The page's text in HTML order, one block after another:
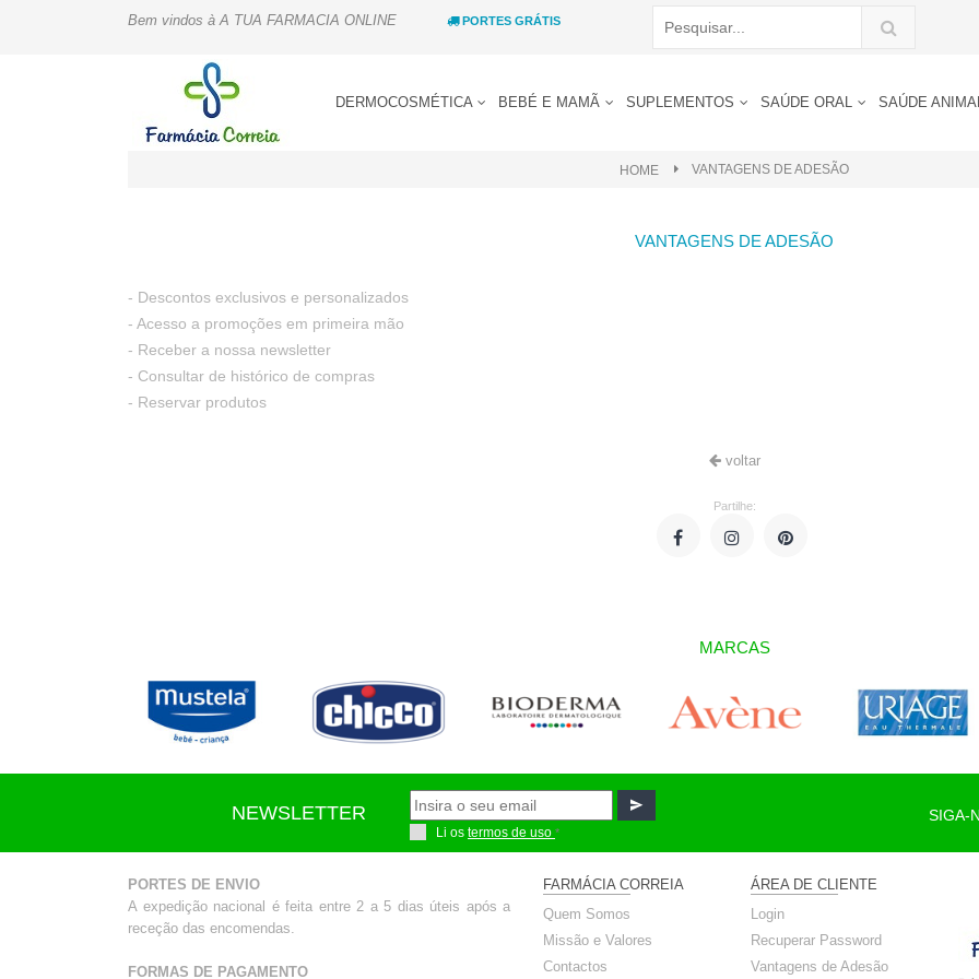
Bem vindos à A TUA FARMACIA ONLINE PORTES GRÁTIS
DERMOCOSMÉTICA BEBÉ E MAMÃ SUPLEMENTOS SAÚDE ORAL SAÚDE
HOME VANTAGENS DE ADESÃO
VANTAGENS DE ADESÃO
- Descontos exclusivos e personalizados
- Acesso a promoções em primeira mão
- Receber a nossa newsletter
- Consultar de histórico de compras
- Reservar produtos
voltar
Partilhe:
MARCAS
NEWSLETTER
Li os termos de uso *
SIGA-
PORTES DE ENVIO
A expedição nacional é feita entre 2 a 5 dias úteis após a
receção das encomendas.
FORMAS DE PAGAMENTO
FARMÁCIA CORREIA
Quem Somos
Missão e Valores
Contactos
ÁREA DE CLIENTE
Login
Recuperar Password
Vantagens de Adesão